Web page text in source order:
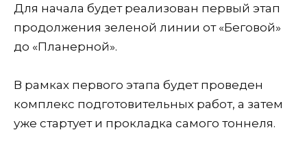
Для начала будет реализован первый этап
продолжения зеленой линии от «Беговой»
до «Планерной».
В рамках первого этапа будет проведен
комплекс подготовительных работ, а затем
уже стартует и прокладка самого тоннеля.